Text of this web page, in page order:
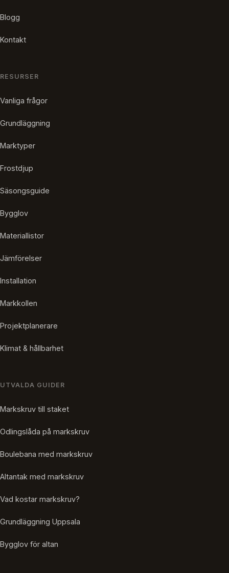
Blogg
Kontakt
RESURSER
Vanliga frågor
Grundläggning
Marktyper
Frostdjup
Säsongsguide
Bygglov
Materiallistor
Jämförelser
Installation
Markkollen
Projektplanerare
Klimat & hållbarhet
UTVALDA GUIDER
Markskruv till staket
Odlingslåda på markskruv
Boulebana med markskruv
Altantak med markskruv
Vad kostar markskruv?
Grundläggning Uppsala
Bygglov för altan